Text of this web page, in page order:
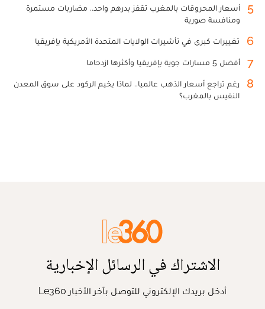
5
أسعار المحروقات بالمغرب تقفز بدرهم واحد.. مضاربات مستمرة
ومنافسة صورية
6 تغييرات كبرى في تأشيرات الولايات المتحدة الأمريكية بإفريقيا
7 أفضل 5 مسارات جوية بإفريقيا وأكثرها ازدحاما
8
رغم تراجع أسعار الذهب عالميا.. لماذا يخيم الركود على سوق المعدن
النفيس بالمغرب؟
الاشتراك في الرسائل الإخبارية
أدخل بريدك الإلكتروني للتوصل بآخر الأخبار Le360